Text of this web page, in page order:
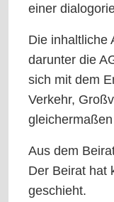
einer
Die inhaltliche
darunter die
sich mit dem
Verkehr,
Aus dem
Der Beirat hat
geschieht.